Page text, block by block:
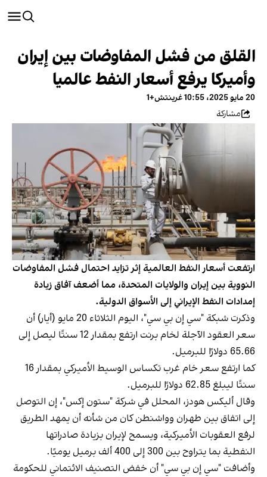
القلق من فشل المفاوضات بين إيران
وأميركا يرفع أسعار النفط عالميا
20 مايو 2025، 10:55 غرينتش+1
مشاركة
ارتفعت أسعار النفط العالمية إثر تزايد احتمال فشل المفاوضات
النووية بين إيران والولايات المتحدة، مما أضعف آفاق زيادة
إمدادات النفط الإيراني إلى الأسواق الدولية.
وذكرت شبكة "سي إن بي سي"، اليوم الثلاثاء 20 مايو (أيار) أن
سعر العقود الآجلة لخام برنت ارتفع بمقدار 12 سنتًا ليصل إلى
65.66 دولارًا للبرميل.
كما ارتفع سعر خام غرب تكساس الوسيط الأميركي بمقدار 16
سنتًا ليبلغ 62.85 دولارًا للبرميل.
وقال أليكس هودز، المحلل في شركة "ستون إكس"، إن التوصل
إلى اتفاق بين طهران وواشنطن كان من شأنه أن يمهد الطريق
لرفع العقوبات الأميركية، ويسمح لإيران بزيادة صادراتها
النفطية بما يتراوح بين 300 إلى 400 ألف برميل يوميًا.
وأضافت "سي إن بي سي" أن خفض التصنيف الائتماني للحكومة